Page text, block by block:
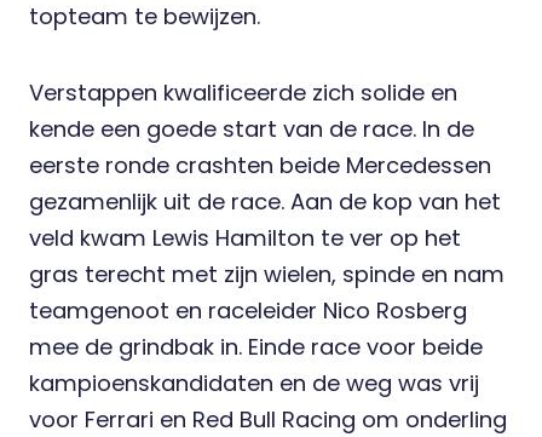
topteam te bewijzen.
Verstappen kwalificeerde zich solide en
kende een goede start van de race. In de
eerste ronde crashten beide Mercedessen
gezamenlijk uit de race. Aan de kop van het
veld kwam Lewis Hamilton te ver op het
gras terecht met zijn wielen, spinde en nam
teamgenoot en raceleider Nico Rosberg
mee de grindbak in. Einde race voor beide
kampioenskandidaten en de weg was vrij
voor Ferrari en Red Bull Racing om onderling